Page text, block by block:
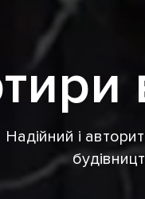
Надійний і